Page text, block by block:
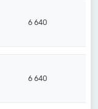
6 640
6 640